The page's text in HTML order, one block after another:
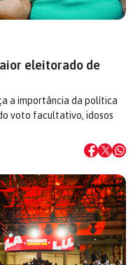
eleitorado de
a importância da política
voto facultativo, idosos